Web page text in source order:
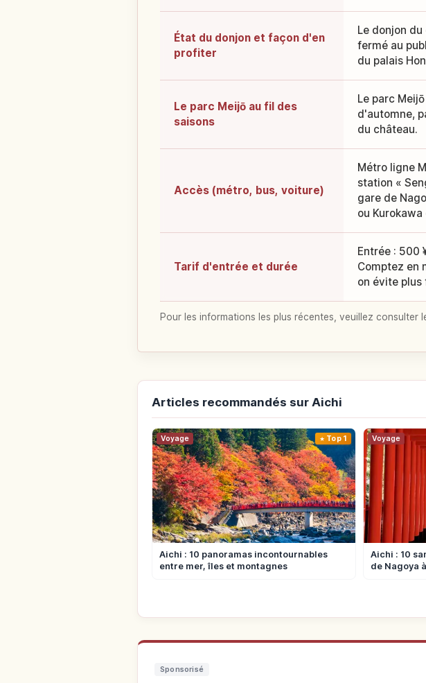
État du donjon et façon d'en
profiter
Le donjon
fermé au
du palais
Le parc Meijō au fil des
saisons
Le parc
d'automne,
du château.
Accès (métro, bus, voiture)
Métro ligne
station «
gare de
ou
Tarif d'entrée et durée
Entrée : 500
Comptez en
on évite
Pour les informations les plus récentes, veuillez consulter
Articles recommandés sur Aichi
Voyage Top 1
Aichi : 10 panoramas incontournables
entre mer, îles et montagnes
Voyage
Aichi : 10
de Nagoya
Sponsorisé